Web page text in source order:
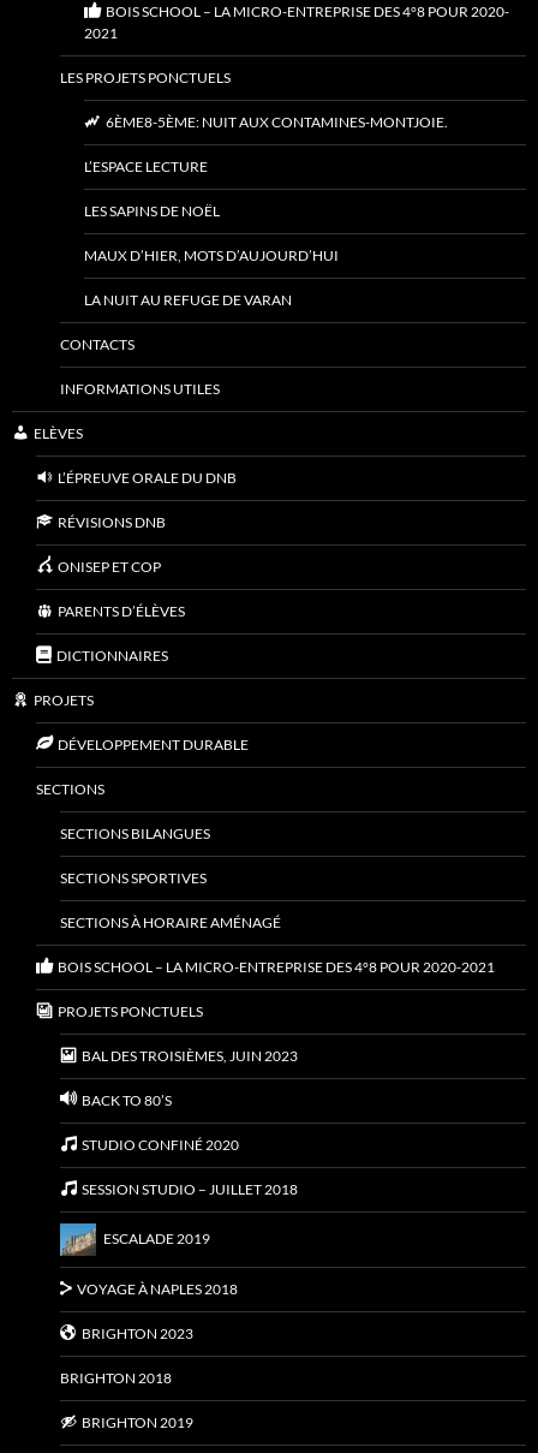
BOIS SCHOOL – LA MICRO-ENTREPRISE DES 4°8 POUR 2020-
2021
LES PROJETS PONCTUELS
6ÈME8-5ÈME: NUIT AUX CONTAMINES-MONTJOIE.
L’ESPACE LECTURE
LES SAPINS DE NOËL
MAUX D’HIER, MOTS D’AUJOURD’HUI
LA NUIT AU REFUGE DE VARAN
CONTACTS
INFORMATIONS UTILES
ELÈVES
L’ÉPREUVE ORALE DU DNB
RÉVISIONS DNB
ONISEP ET COP
PARENTS D’ÉLÈVES
DICTIONNAIRES
PROJETS
DÉVELOPPEMENT DURABLE
SECTIONS
SECTIONS BILANGUES
SECTIONS SPORTIVES
SECTIONS À HORAIRE AMÉNAGÉ
BOIS SCHOOL – LA MICRO-ENTREPRISE DES 4°8 POUR 2020-2021
PROJETS PONCTUELS
BAL DES TROISIÈMES, JUIN 2023
BACK TO 80’S
STUDIO CONFINÉ 2020
SESSION STUDIO – JUILLET 2018
ESCALADE 2019
VOYAGE À NAPLES 2018
BRIGHTON 2023
BRIGHTON 2018
BRIGHTON 2019